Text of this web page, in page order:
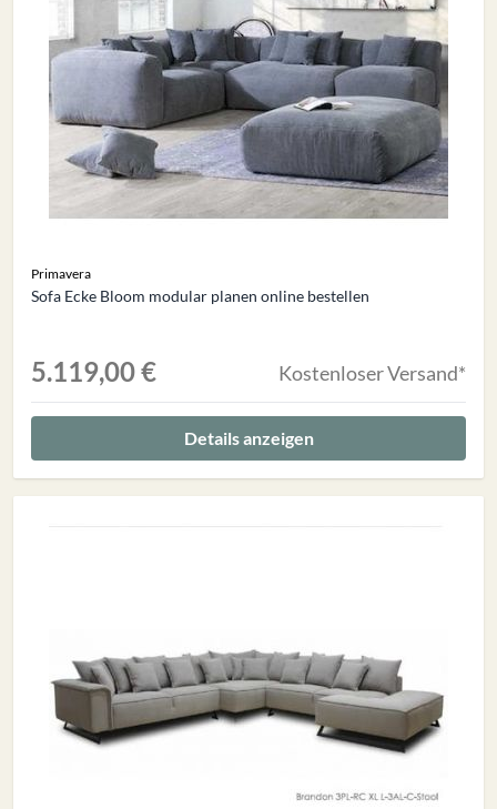
Primavera
Sofa Ecke Bloom modular planen online bestellen
5.119,00 € Kostenloser Versand*
Details anzeigen